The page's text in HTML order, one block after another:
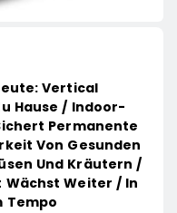
Vertical
Hause / Indoor-
Permanente
Von Gesunden
Und Kräutern /
Wächst Weiter / In
Tempo